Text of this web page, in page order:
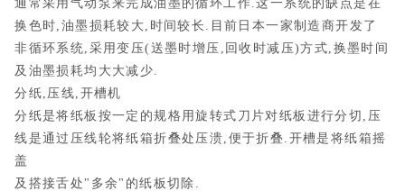
通常采用气动泵来完成油墨的循环工作.这一系统的缺点是在
换色时,油墨损耗较大,时间较长.目前日本一家制造商开发了
非循环系统,采用变压(送墨时增压,回收时减压)方式,换墨时间
及油墨损耗均大大减少.
分纸,压线,开槽机
分纸是将纸板按一定的规格用旋转式刀片对纸板进行分切,压
线是通过压线轮将纸箱折叠处压溃,便于折叠.开槽是将纸箱摇
盖
及搭接舌处"多余"的纸板切除.